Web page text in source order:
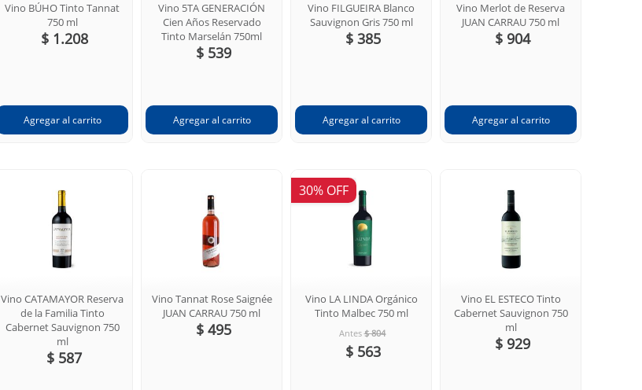
Vino BÚHO Tinto Tannat
750 ml
$ 1.208
Vino 5TA GENERACIÓN
Cien Años Reservado
Tinto Marselán 750ml
$ 539
Vino FILGUEIRA Blanco
Sauvignon Gris 750 ml
$ 385
Vino Merlot de Reserva
JUAN CARRAU 750 ml
$ 904
Vino CATAMAYOR Reserva
de la Familia Tinto
Cabernet Sauvignon 750
ml
$ 587
Vino Tannat Rose Saignée
JUAN CARRAU 750 ml
$ 495
30% OFF
Vino LA LINDA Orgánico
Tinto Malbec 750 ml
Antes $ 804
$ 563
Vino EL ESTECO Tinto
Cabernet Sauvignon 750
ml
$ 929